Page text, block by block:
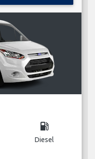
local_gas_station
Diesel